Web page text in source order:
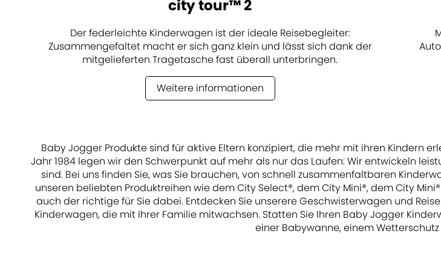
city tour™ 2
Der federleichte Kinderwagen ist der ideale Reisebegleiter:
Zusammengefaltet macht er sich ganz klein und lässt sich dank der
mitgelieferten Tragetasche fast überall unterbringen.
Weitere informationen
Baby Jogger Produkte sind für aktive Eltern konzipiert, die mehr mit ihren Kindern
Jahr 1984 legen wir den Schwerpunkt auf mehr als nur das Laufen: Wir entwickeln
sind. Bei uns finden Sie, was Sie brauchen, von schnell zusammenfaltbaren
unseren beliebten Produktreihen wie dem City Select®, dem City Mini®, dem City
auch der richtige für Sie dabei. Entdecken Sie unserere Geschwisterwagen und
Kinderwagen, die mit Ihrer Familie mitwachsen. Statten Sie Ihren Baby Jogger
einer Babywanne, einem